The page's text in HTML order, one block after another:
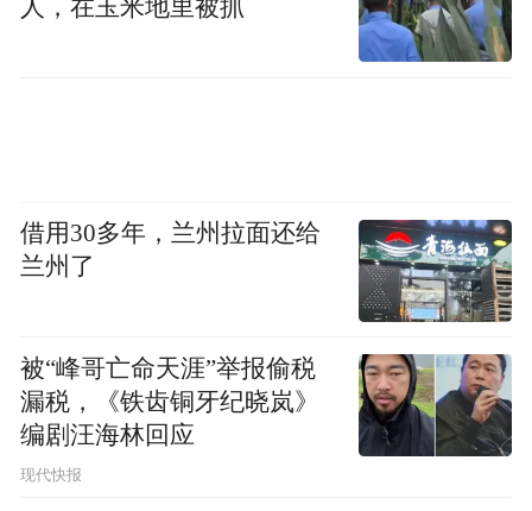
人，在玉米地里被抓
借用30多年，兰州拉面还给
兰州了
被“峰哥亡命天涯”举报偷税
漏税，《铁齿铜牙纪晓岚》
编剧汪海林回应
现代快报